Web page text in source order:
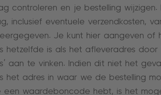
controleren en je bestelling
inclusief eventuele verzendkosten,
Je kunt hier aangeven of
hetzelfde is als het afleveradres door
aan te vinken. Indien dit niet het
het adres in waar we de bestelling
een waardeboncode hebt, is het